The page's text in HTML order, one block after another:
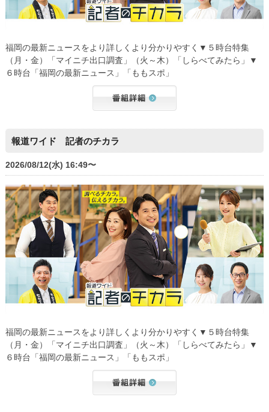
福岡の最新ニュースをより詳しくより分かりやすく▼５時台特集
（月・金）「マイニチ出口調査」（火～木）「しらべてみたら」▼
６時台「福岡の最新ニュース」「ももスポ」
報道ワイド 記者のチカラ
2026/08/12(水) 16:49〜
福岡の最新ニュースをより詳しくより分かりやすく▼５時台特集
（月・金）「マイニチ出口調査」（火～木）「しらべてみたら」▼
６時台「福岡の最新ニュース」「ももスポ」